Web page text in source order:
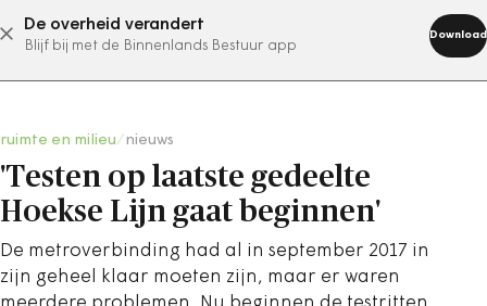
De overheid verandert
Blijf bij met de Binnenlands Bestuur app
Download
abonneer nu
ruimte en milieu nieuws
'Testen op laatste gedeelte
Hoekse Lijn gaat beginnen'
De metroverbinding had al in september 2017 in
zijn geheel klaar moeten zijn, maar er waren